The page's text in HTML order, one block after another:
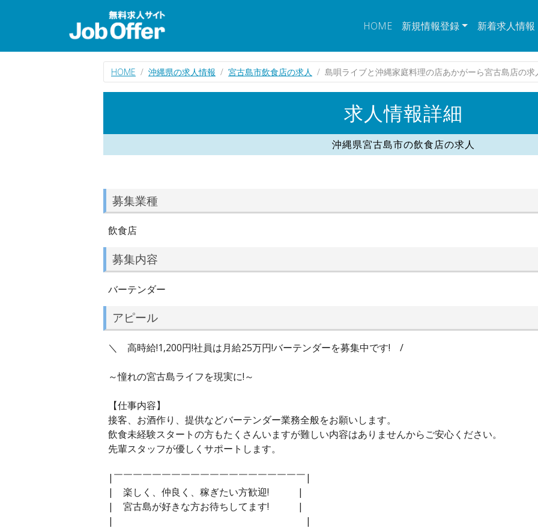
HOME 新規情報登録 新着求人情報
HOME 沖縄県の求人情報 宮古島市飲食店の求人 島唄ライブと沖縄家庭料理の店あかがーら宮古島店の求
求人情報詳細
沖縄県宮古島市の飲食店の求人
募集業種
飲食店
募集内容
バーテンダー
アピール
＼ 高時給!1,200円!社員は月給25万円!バーテンダーを募集中です! /
～憧れの宮古島ライフを現実に!～
【仕事内容】
接客、お酒作り、提供などバーテンダー業務全般をお願いします。
飲食未経験スタートの方もたくさんいますが難しい内容はありませんからご安心ください。
先輩スタッフが優しくサポートします。
|￣￣￣￣￣￣￣￣￣￣￣￣￣￣￣￣￣￣￣￣|
| 楽しく、仲良く、稼ぎたい方歓迎! |
| 宮古島が好きな方お待ちしてます! |
| |